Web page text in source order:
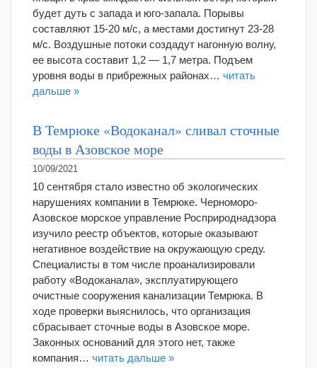
будет дуть с запада и юго-запала. Порывы
составляют 15-20 м/с, а местами достигнут 23-28
м/с. Воздушные потоки создадут нагонную волну,
ее высота составит 1,2 — 1,7 метра. Подъем
уровня воды в прибрежных районах… читать
дальше »
В Темрюке «Водоканал» сливал сточные
воды в Азовское море
10/09/2021
10 сентября стало известно об экологических
нарушениях компании в Темрюке. Черноморо-
Азовское морское управление Росприроднадзора
изучило реестр объектов, которые оказывают
негативное воздействие на окружающую среду.
Специалисты в том числе проанализировали
работу «Водоканала», эксплуатирующего
очистные сооружения канализации Темрюка. В
ходе проверки выяснилось, что организация
сбрасывает сточные воды в Азовское море.
Законных оснований для этого нет, также
компания… читать дальше »